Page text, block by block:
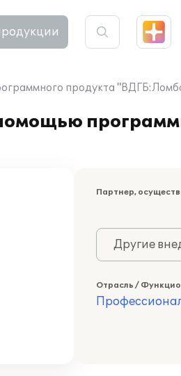
продукта
Партнер,
Другие
Отрасль /